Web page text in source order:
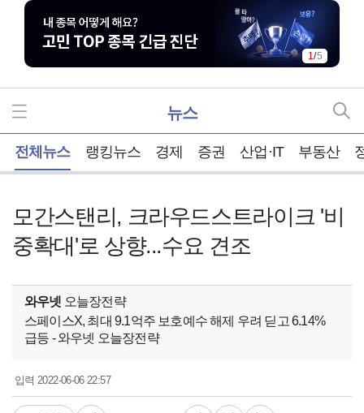
1/5
뉴스
전체뉴스 랭킹뉴스 경제 증권 산업·IT 부동산
모간스탠리, 크라우드스트라이크 '비
중확대'로 상향...수요 견조
와우넷 오늘장전략
스페이스X, 최대 9.1억주 보호예수 해제 우려 딛고 6.14%
급등 - 와우넷 오늘장전략
입력2022-06-06 22:57